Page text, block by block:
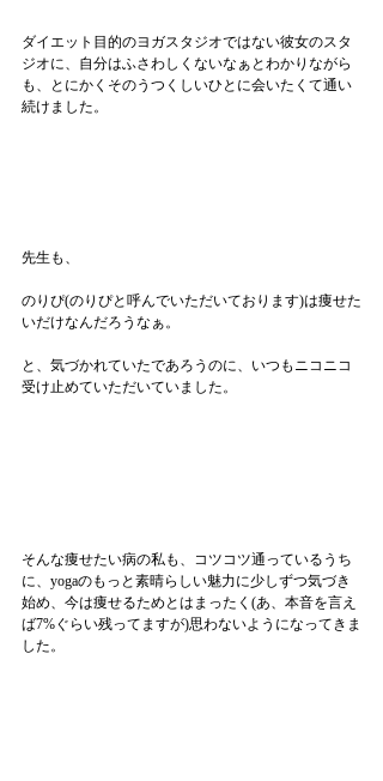
ダイエット目的のヨガスタジオではない彼女のスタ
ジオに、自分はふさわしくないなぁとわかりながら
も、とにかくそのうつくしいひとに会いたくて通い
続けました。
先生も、
のりぴ(のりぴと呼んでいただいております)は痩せた
いだけなんだろうなぁ。
と、気づかれていたであろうのに、いつもニコニコ
受け止めていただいていました。
そんな痩せたい病の私も、コツコツ通っているうち
に、yogaのもっと素晴らしい魅力に少しずつ気づき
始め、今は痩せるためとはまったく(あ、本音を言え
ば7%ぐらい残ってますが)思わないようになってきま
した。